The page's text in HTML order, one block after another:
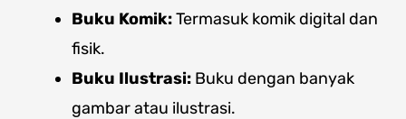
Buku Komik:Termasuk komik digital dan
fisik.
Buku Ilustrasi: Buku dengan banyak
gambar atau ilustrasi.